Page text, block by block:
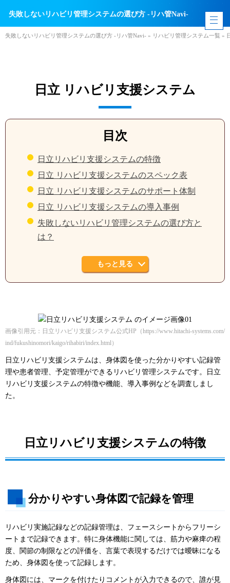
失敗しないリハビリ管理システムの選び方 -リハ管Navi-
失敗しないリハビリ管理システムの選び方 -リハ管Navi- » リハビリ管理システム一覧 »
日立 リハビリ支援システム
目次
日立リハビリ支援システムの特徴
日立 リハビリ支援システムのスペック表
日立 リハビリ支援システムのサポート体制
日立 リハビリ支援システムの導入事例
失敗しないリハビリ管理システムの選び方と
は？
もっと見る
画像引用元：日立リハビリ支援システム公式HP（https://www.hitachi-systems.com/
ind/fukushinomori/kaigo/rihabiri/index.html）
日立リハビリ支援システムは、身体図を使った分かりやすい記録管
理や患者管理、予定管理ができるリハビリ管理システムです。日立
リハビリ支援システムの特徴や機能、導入事例などを調査しまし
た。
日立リハビリ支援システムの特徴
分かりやすい身体図で記録を管理
リハビリ実施記録などの記録管理は、フェースシートからフリーシ
ートまで記録できます。特に身体機能に関しては、筋力や麻痺の程
度、関節の制限などの評価を、言葉で表現するだけでは曖昧になる
ため、身体図を使って記録します。
身体図には、マークを付けたりコメントが入力できるので、誰が見